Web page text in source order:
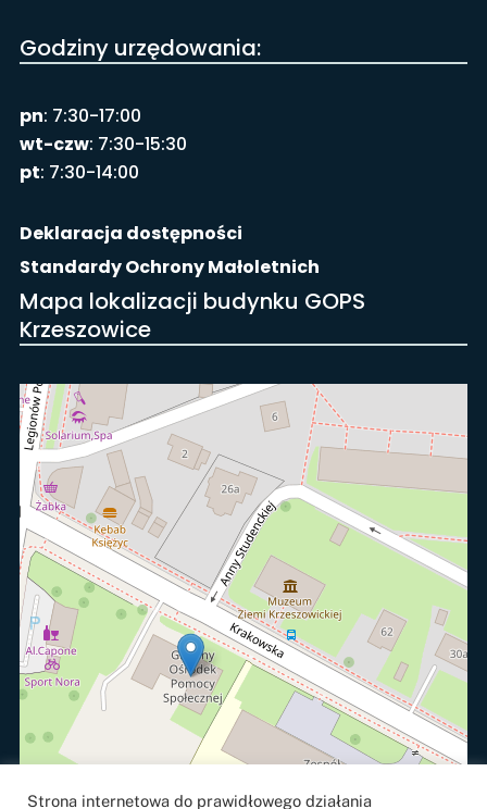
Godziny urzędowania:
pn: 7:30-17:00
wt-czw: 7:30-15:30
pt: 7:30-14:00
Deklaracja dostępności
Standardy Ochrony Małoletnich
Mapa lokalizacji budynku GOPS
Krzeszowice
Strona internetowa do prawidłowego działania